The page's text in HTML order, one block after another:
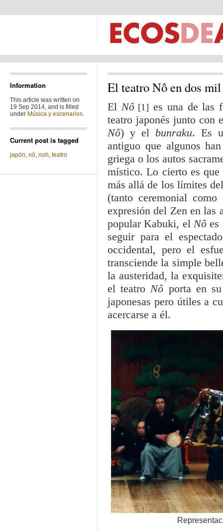
Information
This article was written on
19 Sep 2014, and is filled
under Música y escenarios.
Current post is tagged
japón, nô, noh, teatro
El teatro Nô en dos
El Nô [1] es una de las
teatro japonés junto con
Nô) y el bunraku. Es
antiguo que algunos
griega o los autos
místico. Lo cierto es que
más allá de los límites
(tanto ceremonial
expresión del Zen en las
popular Kabuki, el Nôes
seguir para el
occidental, pero el
transciende la simple
la austeridad, la
el teatroNô porta en
japonesas pero útiles a
acercarse a él.